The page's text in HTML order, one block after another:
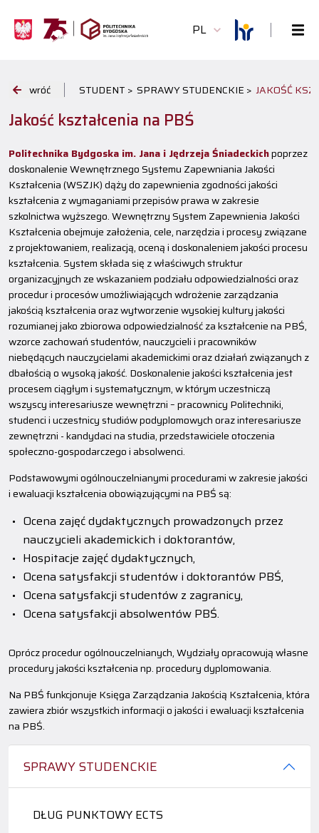
PL
wróć STUDENT > SPRAWY STUDENCKIE > JAKOŚĆ
SPRAWY STUDENCKIE
DŁUG PUNKTOWY ECTS
Jakość kształcenia na PBŚ
Politechnika Bydgoska im. Jana i Jędrzeja Śniadeckichpoprzez
doskonalenie Wewnętrznego Systemu Zapewniania Jakości
Kształcenia (WSZJK) dąży do zapewnienia zgodności jakości
kształcenia z wymaganiami przepisów prawa w zakresie
szkolnictwa wyższego. Wewnętrzny System Zapewnienia Jakości
Kształcenia obejmuje założenia, cele, narzędzia i procesy związane
z projektowaniem, realizacją, oceną i doskonaleniem jakości procesu
kształcenia. System składa się z właściwych struktur
organizacyjnych ze wskazaniem podziału odpowiedzialności oraz
procedur i procesów umożliwiających wdrożenie zarządzania
jakością kształcenia oraz wytworzenie wysokiej kultury jakości
rozumianej jako zbiorowa odpowiedzialność za kształcenie na PBŚ,
wzorce zachowań studentów, nauczycieli i pracowników
niebędących nauczycielami akademickimi oraz działań związanych z
dbałością o wysoką jakość. Doskonalenie jakości kształcenia jest
procesem ciągłym i systematycznym, w którym uczestniczą
wszyscy interesariusze wewnętrzni – pracownicy Politechniki,
studenci i uczestnicy studiów podyplomowych oraz interesariusze
zewnętrzni - kandydaci na studia, przedstawiciele otoczenia
społeczno-gospodarczego i absolwenci.
Podstawowymi ogólnouczelnianymi procedurami w zakresie jakości
i ewaluacji kształcenia obowiązującymi na PBŚ są:
Ocena zajęć dydaktycznych prowadzonych przez
nauczycieli akademickich i doktorantów,
Hospitacje zajęć dydaktycznych,
Ocena satysfakcji studentów i doktorantów PBŚ,
Ocena satysfakcji studentów z zagranicy,
Ocena satysfakcji absolwentów PBŚ.
Oprócz procedur ogólnouczelnianych, Wydziały opracowują własne
procedury jakości kształcenia np. procedury dyplomowania.
Na PBŚ funkcjonuje Księga Zarządzania Jakością Kształcenia, która
zawiera zbiór wszystkich informacji o jakości i ewaluacji kształcenia
na PBŚ.